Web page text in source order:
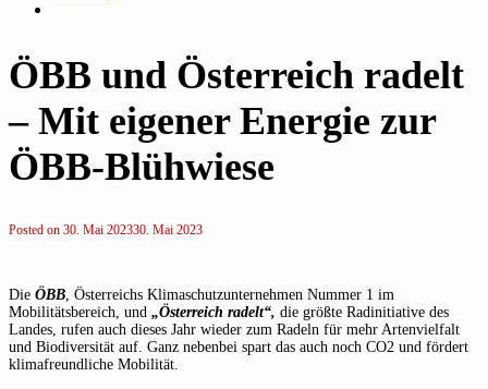
ÖBB und Österreich radelt
– Mit eigener Energie zur
ÖBB-Blühwiese
Posted on 30. Mai 202330. Mai 2023
Die ÖBB , Österreichs Klimaschutzunternehmen Nummer 1 im
Mobilitätsbereich, und „Österreich radelt“, die größte Radinitiative des
Landes, rufen auch dieses Jahr wieder zum Radeln für mehr Artenvielfalt
und Biodiversität auf. Ganz nebenbei spart das auch noch CO2 und fördert
klimafreundliche Mobilität.